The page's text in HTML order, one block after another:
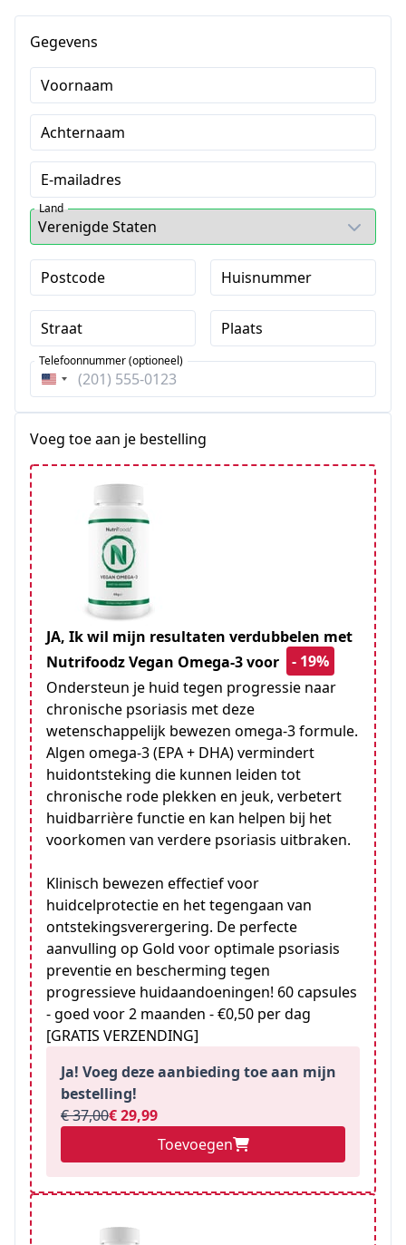
Gegevens
Voornaam
Achternaam
E-mailadres
Land
Postcode Huisnummer
Straat Plaats
Verenigde
Telefoonnummer (optioneel)
Voeg toe aan je bestelling
JA, Ik wil mijn resultaten verdubbelen met
Nutrifoodz Vegan Omega-3 voor
- 19%
Ondersteun je huid tegen progressie naar
chronische psoriasis met deze
wetenschappelijk bewezen omega-3 formule.
Algen omega-3 (EPA + DHA) vermindert
huidontsteking die kunnen leiden tot
chronische rode plekken en jeuk, verbetert
huidbarrière functie en kan helpen bij het
voorkomen van verdere psoriasis uitbraken.
Klinisch bewezen effectief voor
huidcelprotectie en het tegengaan van
ontstekingsverergering. De perfecte
aanvulling op Gold voor optimale psoriasis
preventie en bescherming tegen
progressieve huidaandoeningen! 60 capsules
- goed voor 2 maanden - €0,50 per dag
[GRATIS VERZENDING]
Ja! Voeg deze aanbieding toe aan mijn
bestelling!
€ 37,00€ 29,99
Toevoegen